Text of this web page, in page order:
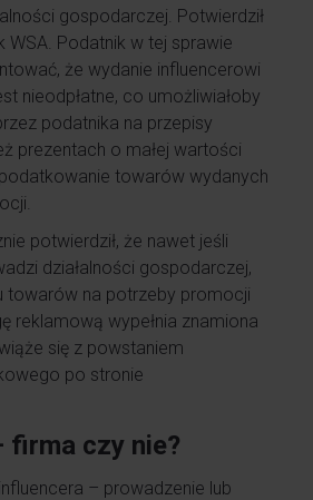
gospodarczej. Potwierdził
WSA. Podatnik w tej sprawie
że wydanie influencerowi
nieodpłatne, co umożliwiałoby
podatnika na przepisy
prezentach o małej wartości
towarów wydanych
potwierdził, że nawet jeśli
działalności gospodarczej,
towarów na potrzeby promocji
reklamową wypełnia znamiona
się z powstaniem
po stronie
firma czy nie?
– prowadzenie lub